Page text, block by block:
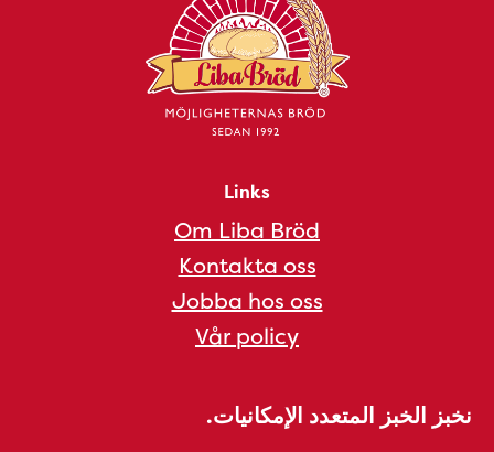
Links
Om Liba Bröd
Kontakta oss
Jobba hos oss
Vår policy
نخبز الخبز المتعدد الإمكانيات.